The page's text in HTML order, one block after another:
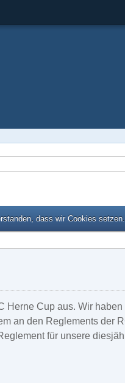
dass wir Cookies setzen.
Cup aus. Wir
an den Reglements der
für unsere